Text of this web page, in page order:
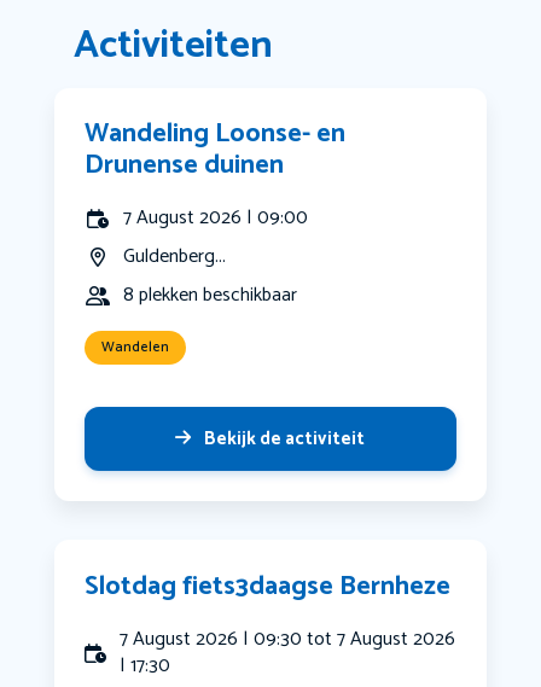
Activiteiten
Wandeling Loonse- en
Drunense duinen
7 August 2026 | 09:00
Guldenberg...
8 plekken beschikbaar
Wandelen
Bekijk de activiteit
Slotdag fiets3daagse Bernheze
7 August 2026 | 09:30 tot 7 August 2026
| 17:30